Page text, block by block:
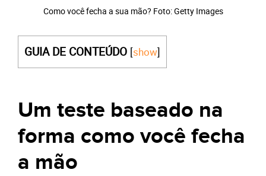
Como você fecha a sua mão? Foto: Getty Images
GUIA DE CONTEÚDO [show]
Um teste baseado na
forma como você fecha
a mão